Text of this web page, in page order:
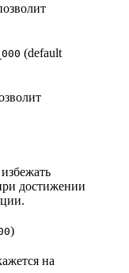
(default
достижении
)
на